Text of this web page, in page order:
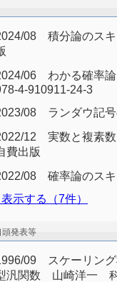
08 積分論のス
06 わかる確
4-910911-24-3
08 ランダウ記
12 実数と複素
費出版
08 確率論のス
示する（7件）
頭発表等
09 スケーリング
汎関数 山崎洋一 科